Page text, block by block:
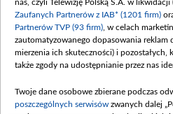
nas, czyli Telewizję Polską S.A. w likwidacji
Zaufanych Partnerów z IAB* (1201 firm)
Partnerów TVP (93 firm) , w celach
zautomatyzowanego dopasowania reklam
mierzenia ich skuteczności) i pozostałych,
także zgody na udostępnianie przez nas
Twoje dane osobowe zbierane podczas
poszczególnych serwisów zwanych dalej